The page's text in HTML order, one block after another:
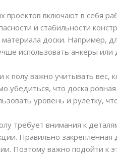
проектов включают в себя
и стабильности
материала доски. Например,
использовать анкеры или
к полу важно учитывать
убедиться, что доска
уровень и рулетку,
требует внимания к
Правильно
Поэтому важно подойти к